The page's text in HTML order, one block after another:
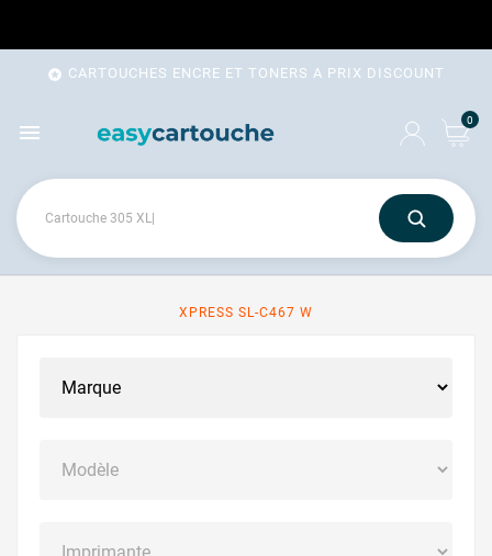
 CARTOUCHES ENCRE ET TONERS A PRIX DISCOUNT
 0
XPRESS SL-C467 W